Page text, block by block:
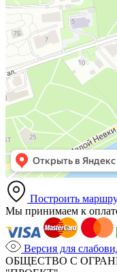
Построить
Мы принимаем к
Версия для
ОБЩЕСТВО С